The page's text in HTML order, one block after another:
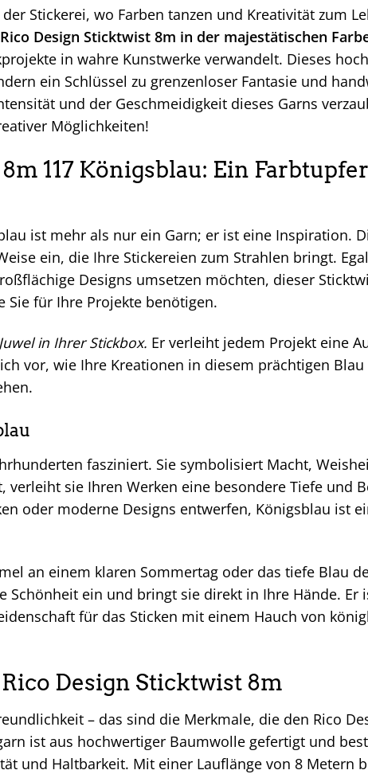
Stickerei, wo Farben tanzen und Kreativität zum
Rico Design Sticktwist 8m in der majestätischen
in wahre Kunstwerke verwandelt. Dieses
ein Schlüssel zu grenzenloser Fantasie und
und der Geschmeidigkeit dieses Garns
Möglichkeiten!
117 Königsblau: Ein
ist mehr als nur ein Garn; er ist eine Inspiration.
ein, die Ihre Stickereien zum Strahlen bringt.
Designs umsetzen möchten, dieser
für Ihre Projekte benötigen.
in Ihrer Stickbox. Er verleiht jedem Projekt eine
vor, wie Ihre Kreationen in diesem prächtigen
fasziniert. Sie symbolisiert Macht,
verleiht sie Ihren Werken eine besondere Tiefe und
oder moderne Designs entwerfen, Königsblau ist
an einem klaren Sommertag oder das tiefe Blau
Schönheit ein und bringt sie direkt in Ihre Hände. Er
für das Sticken mit einem Hauch von
Design Sticktwist 8m
– das sind die Merkmale, die den Rico
ist aus hochwertiger Baumwolle gefertigt und
und Haltbarkeit. Mit einer Lauflänge von 8 Metern